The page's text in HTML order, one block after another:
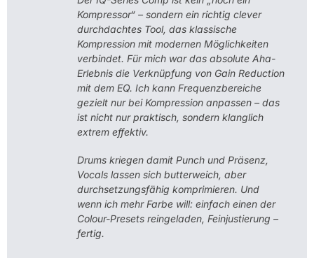
Kompressor“ – sondern ein richtig clever
durchdachtes Tool, das klassische
Kompression mit modernen Möglichkeiten
verbindet. Für mich war das absolute Aha-
Erlebnis die Verknüpfung von Gain Reduction
mit dem EQ. Ich kann Frequenzbereiche
gezielt nur bei Kompression anpassen – das
ist nicht nur praktisch, sondern klanglich
extrem effektiv.
Drums kriegen damit Punch und Präsenz,
Vocals lassen sich butterweich, aber
durchsetzungsfähig komprimieren. Und
wenn ich mehr Farbe will: einfach einen der
Colour-Presets reingeladen, Feinjustierung –
fertig.